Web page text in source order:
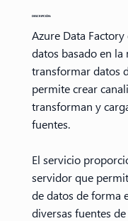
DESCRIPCIÓN:
Azure Data
datos basado en
transformar datos
permite crear
transforman y
fuentes.
El servicio
servidor que
de datos de forma
diversas fuentes